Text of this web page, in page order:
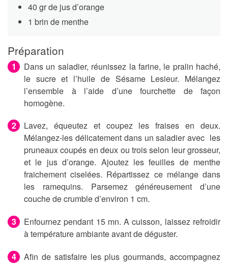
40 gr de jus d’orange
1 brin de menthe
Préparation
Dans un saladier, réunissez la farine, le pralin haché,
le sucre et l’huile de Sésame Lesieur. Mélangez
l’ensemble à l’aide d’une fourchette de façon
homogène.
Lavez, équeutez et coupez les fraises en deux.
Mélangez-les délicatement dans un saladier avec les
pruneaux coupés en deux ou trois selon leur grosseur,
et le jus d’orange. Ajoutez les feuilles de menthe
fraichement ciselées. Répartissez ce mélange dans
les ramequins. Parsemez généreusement d’une
couche de crumble d’environ 1 cm.
Enfournez pendant 15 mn. A cuisson, laissez refroidir
à température ambiante avant de déguster.
Afin de satisfaire les plus gourmands, accompagnez